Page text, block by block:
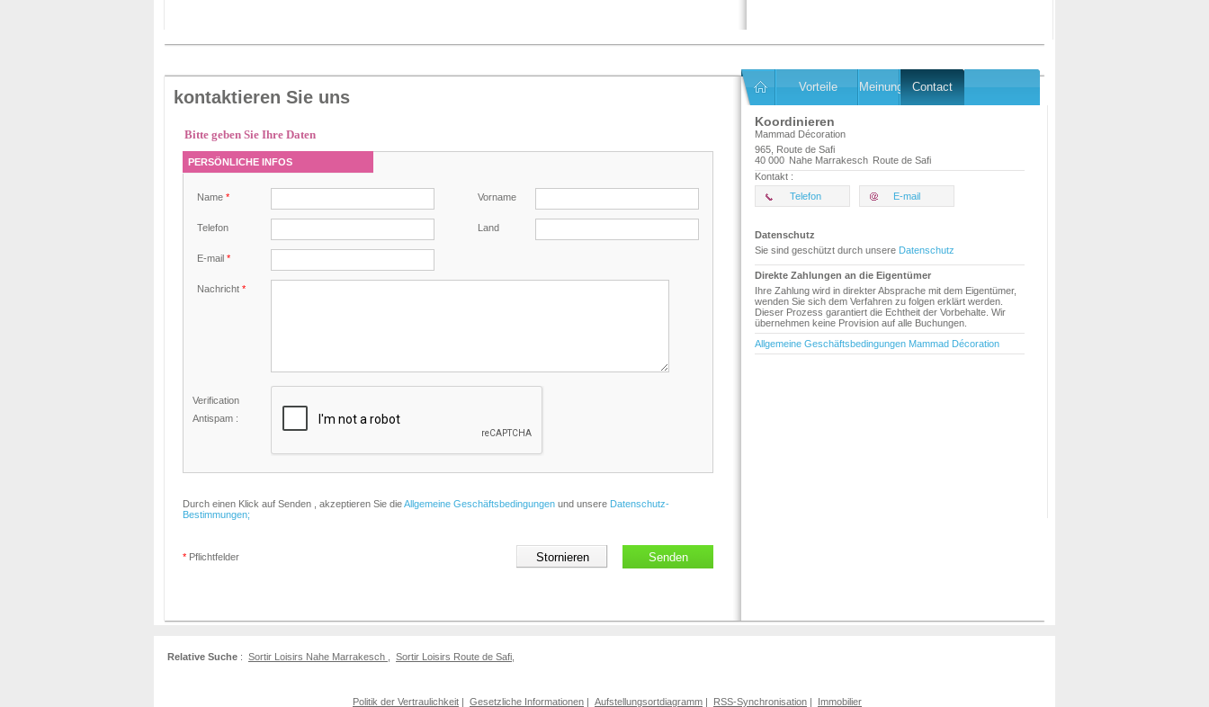
kontaktieren Sie uns
Bitte geben Sie Ihre Daten
PERSÖNLICHE INFOS
Name * Vorname
Telefon Land
E-mail *
Nachricht *
Verification
Antispam :
Durch einen Klick auf Senden , akzeptieren Sie dieAllgemeine Geschäftsbedingungen und unsere Datenschutz-
Bestimmungen;
* Pflichtfelder
Vorteile Meinung Contact
Koordinieren
Mammad Décoration
965, Route de Safi
40 000 Nahe Marrakesch Route de Safi
Kontakt :
Telefon
E-mail
Datenschutz
Sie sind geschützt durch unsere Datenschutz
Direkte Zahlungen an die Eigentümer
Ihre Zahlung wird in direkter Absprache mit dem Eigentümer,
wenden Sie sich dem Verfahren zu folgen erklärt werden.
Dieser Prozess garantiert die Echtheit der Vorbehalte. Wir
übernehmen keine Provision auf alle Buchungen.
Allgemeine Geschäftsbedingungen Mammad Décoration
Relative Suche : Sortir Loisirs Nahe Marrakesch Sortir Loisirs Route de Safi
Politik der Vertraulichkeit | Gesetzliche Informationen | Aufstellungsortdiagramm | RSS-Synchronisation | Immobilier